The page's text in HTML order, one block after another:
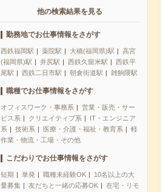
他の検索結果を見る
勤務地でお仕事情報をさがす
西鉄福岡駅 薬院駅 大橋(福岡県)駅
高宮
(福岡県)駅
井尻駅 西鉄久留米駅
西鉄平
尾駅
西鉄二日市駅 朝倉街道駅 雑餉隈駅
職種でお仕事情報をさがす
オフィスワーク・事務系
営業・販売・サー
ビス系
クリエイティブ系
IT・エンジニア
系
技術系 医療・介護・福祉・教育系
軽
作業・物流・工場・その他
こだわりでお仕事情報をさがす
短期 単発 職種未経験OK
10名以上の大
量募集
友だちと一緒の応募OK
在宅・リモ